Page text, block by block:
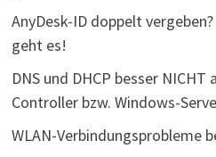
AnyDesk-ID doppelt
geht es!
DNS und DHCP besser
Controller bzw. Windows-
WLAN-Verbindungsprobleme